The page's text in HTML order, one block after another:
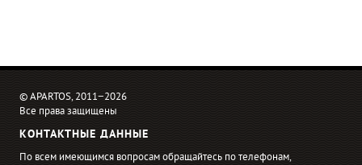
© APARTOS, 2011−2026
Все права защищены
КОНТАКТНЫЕ ДАННЫЕ
По всем имеющимся вопросам обращайтесь по телефонам,